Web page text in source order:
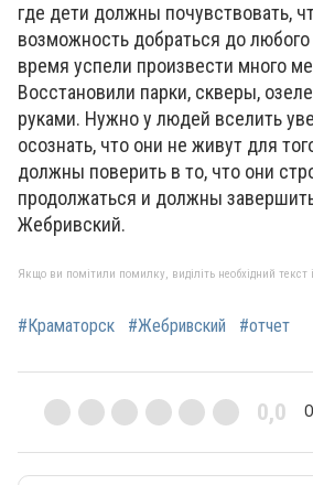
где дети должны почувствовать,
возможность добраться до
время успели произвести много
Восстановили парки, скверы,
руками. Нужно у людей вселить
осознать, что они не живут для
должны поверить в то, что они
продолжаться и должны
Жебривский.
Якщо ви помітили помилку, виділіть необхідний
#Краматорск #Жебривский #отчет
0,0